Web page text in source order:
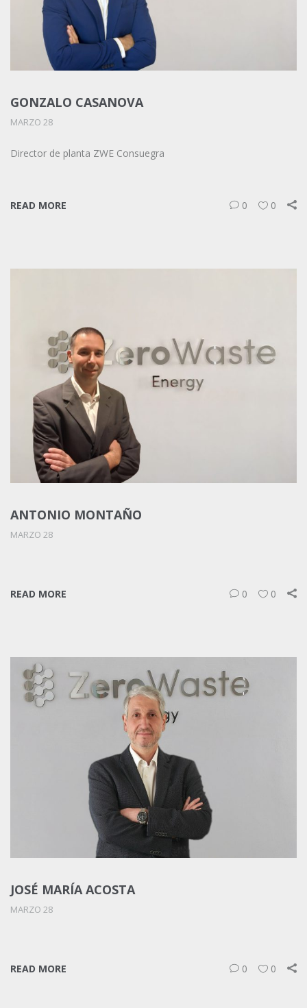
GONZALO CASANOVA
MARZO 28
Director de planta ZWE Consuegra
READ MORE 0 0
ANTONIO MONTAÑO
MARZO 28
READ MORE 0 0
JOSÉ MARÍA ACOSTA
MARZO 28
READ MORE 0 0